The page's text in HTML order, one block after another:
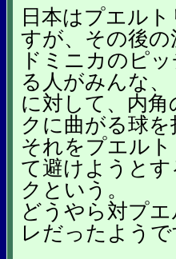
日本はプエル
すが、その後
ドミニカのピ
る人がみんな
に対して、内
クに曲がる球
それをプエル
て避けようと
クという。
どうやら対プ
レだったよう